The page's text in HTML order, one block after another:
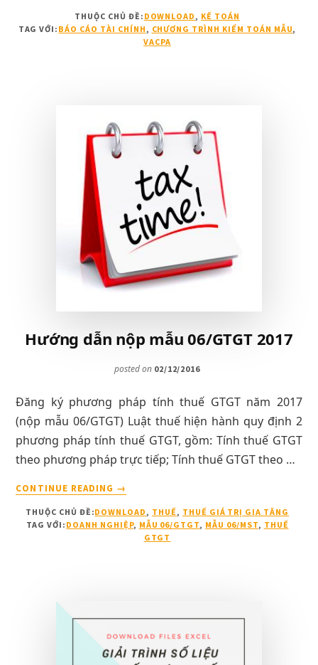
TRÌNH
KIỂM
THUỘC CHỦ ĐỀ: DOWNLOAD , KẾ TOÁN
TAG VỚI: BÁO CÁO TÀI CHÍNH , CHƯƠNG TRÌNH KIỂM TOÁN MẪU,
VACPA
Hướng dẫn nộp mẫu 06/GTGT 2017
posted on 02/12/2016
Đăng ký phương pháp tính thuế GTGT năm 2017
(nộp mẫu 06/GTGT) Luật thuế hiện hành quy định 2
phương pháp tính thuế GTGT, gồm: Tính thuế GTGT
theo phương pháp trực tiếp; Tính thuế GTGT theo …
CONTINUE READING
VỀHƯỚNG
NỘP
MẪU
→
THUỘC CHỦ ĐỀ:DOWNLOAD , THUẾ, THUẾ GIÁ TRỊ GIA TĂNG
TAG VỚI: DOANH NGHIỆP, MẪU 06/GTGT, MẪU 06/MST, THUẾ
GTGT